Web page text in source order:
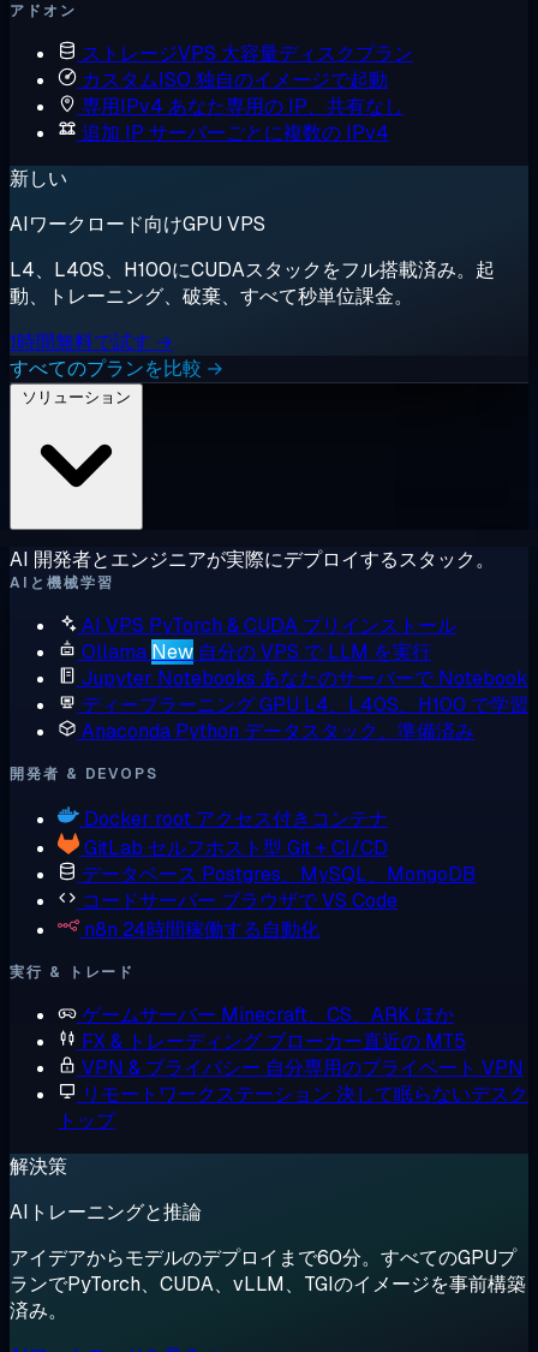
アドオン
ストレージVPS 大容量ディスクプラン
カスタムISO 独自のイメージで起動
専用IPv4 あなた専用の IP、共有なし
追加 IP サーバーごとに複数の IPv4
新しい
AIワークロード向けGPU VPS
L4、L40S、H100にCUDAスタックをフル搭載済み。起
動、トレーニング、破棄、すべて秒単位課金。
1時間無料で試す →
すべてのプランを比較 →
AI 開発者とエンジニアが実際にデプロイするスタック。
AIと機械学習
AI VPS PyTorch & CUDA プリインストール
Ollama New 自分の VPS で LLM を実行
Jupyter Notebooks あなたのサーバーで Notebook
ディープラーニング GPU L4、L40S、H100 で学習
Anaconda Python データスタック、準備済み
開発者 & DEVOPS
Docker root アクセス付きコンテナ
GitLab セルフホスト型 Git + CI/CD
データベース Postgres、MySQL、MongoDB
コードサーバー ブラウザで VS Code
n8n 24時間稼働する自動化
実行 & トレード
ゲームサーバー Minecraft、CS、ARK ほか
FX & トレーディング ブローカー直近の MT5
VPN & プライバシー 自分専用のプライベート VPN
リモートワークステーション 決して眠らないデスク
トップ
解決策
AIトレーニングと推論
アイデアからモデルのデプロイまで60分。すべてのGPUプ
ランでPyTorch、CUDA、vLLM、TGIのイメージを事前構築
済み。